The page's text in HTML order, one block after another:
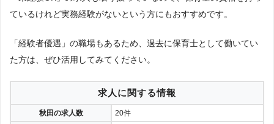
ているけれど実務経験がないという方にもおすすめです。
「経験者優遇」の職場もあるため、過去に保育士として働いてい
た方は、ぜひ活用してみてください。
求人に関する情報
秋田の求人数 20件